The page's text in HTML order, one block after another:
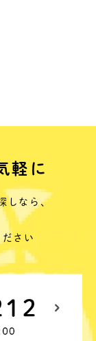
軽に
しなら、
さい